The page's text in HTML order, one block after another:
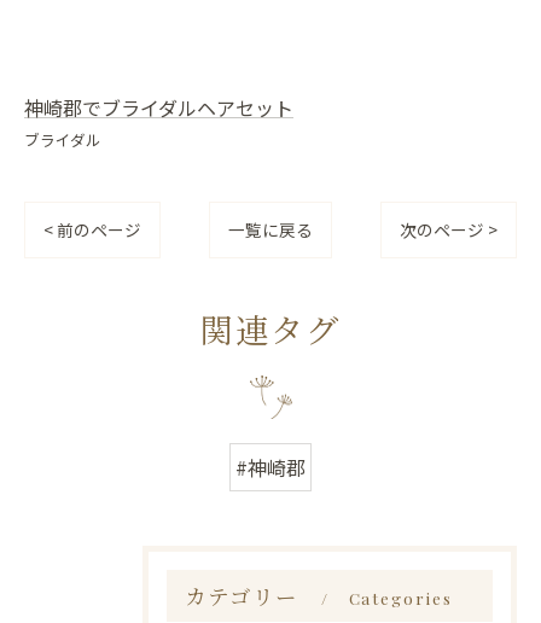
神崎郡でブライダルヘアセット
ブライダル
< 前のページ 一覧に戻る 次のページ >
関連タグ
#神崎郡
カテゴリー Categories